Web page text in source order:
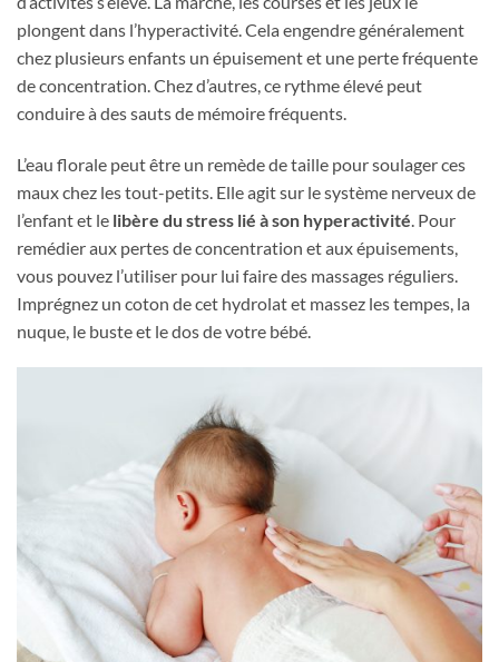
plongent dans l’hyperactivité. Cela engendre généralement
chez plusieurs enfants un épuisement et une perte fréquente
de concentration. Chez d’autres, ce rythme élevé peut
conduire à des sauts de mémoire fréquents.
L’eau florale peut être un remède de taille pour soulager ces
maux chez les tout-petits. Elle agit sur le système nerveux de
l’enfant et le libère du stress lié à son hyperactivité . Pour
remédier aux pertes de concentration et aux épuisements,
vous pouvez l’utiliser pour lui faire des massages réguliers.
Imprégnez un coton de cet hydrolat et massez les tempes, la
nuque, le buste et le dos de votre bébé.